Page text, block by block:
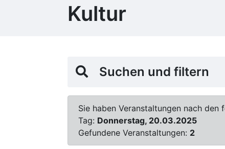
Kultur
Suchen und filtern
Sie haben Veranstaltungen nach
Tag: Donnerstag, 20.03.2025
Gefundene Veranstaltungen: 2